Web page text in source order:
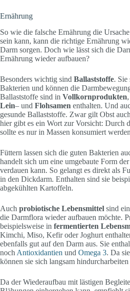
Ernährung
So wie die falsche Ernährung die
sein kann, kann die richtige Ernährung
Darm sorgen. Doch wie lässt sich die
Ernährung wieder aufbauen?
Besonders wichtig sind Ballaststoffe. Sie
Bakterien und können die
Ballaststoffe sind in Vollkornprodukten,
Lein– und Flohsamen enthalten. Und
gesunde Ballaststoffe. Zwar gilt Obst
hier gibt es ein Wort zur Vorsicht: Durch
sollte es nur in Massen konsumiert
Füttern lassen sich die guten Bakterien
handelt sich um eine umgebaute Form
verdauen kann. So gelangt es direkt als
in den Dickdarm. Enthalten sind sie
abgekühlten Kartoffeln.
Auch probiotische Lebensmittel sind
die Darmflora wieder aufbauen möchte.
beispielsweise in fermentierten
Kimchi, Miso, Kefir oder Joghurt
ebenfalls gut auf den Darm aus. Sie
noch Antioxidantien und Omega 3. Da
können sie sich langsam
Da der Wiederaufbau mit lästigen